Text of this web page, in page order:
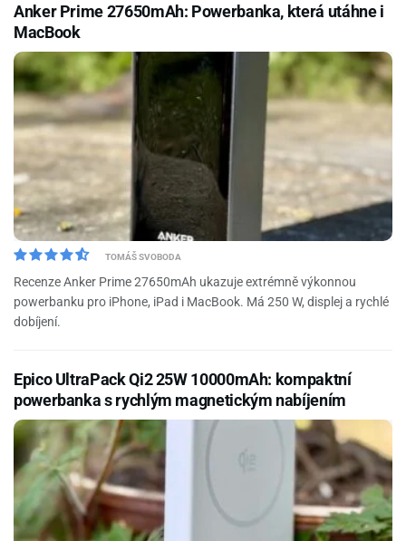
Anker Prime 27650mAh: Powerbanka, která utáhne i
MacBook
TOMÁŠ SVOBODA
Recenze Anker Prime 27650mAh ukazuje extrémně výkonnou
powerbanku pro iPhone, iPad i MacBook. Má 250 W, displej a rychlé
dobíjení.
Epico UltraPack Qi2 25W 10000mAh: kompaktní
powerbanka s rychlým magnetickým nabíjením